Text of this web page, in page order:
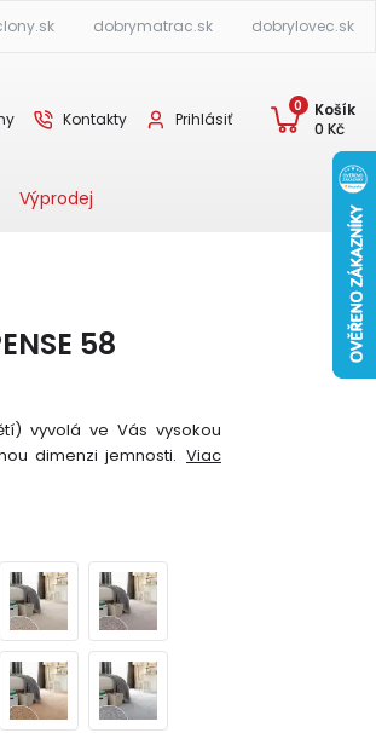
dobrymatrac.sk dobrylovec.sk
Kontakty Prihlásiť
0
Košík
0 Kč
Výprodej
58
vyvolá ve Vás vysokou
dimenzi jemnosti. Viac